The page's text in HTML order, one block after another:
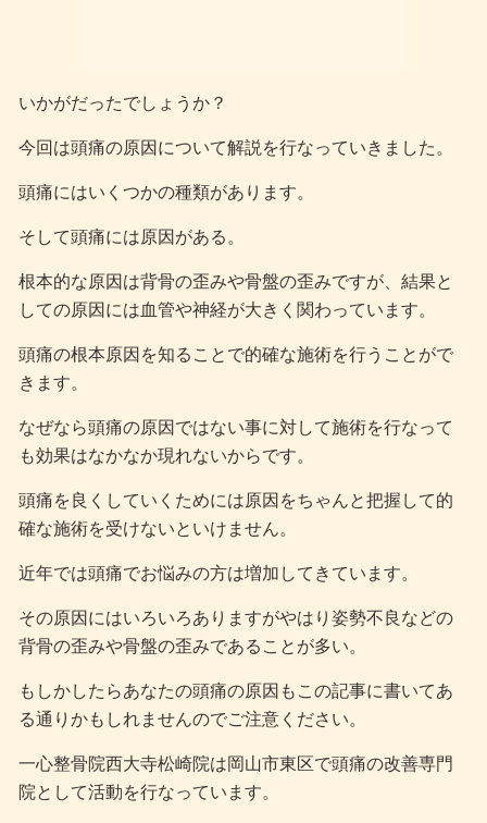
いかがだったでしょうか？
今回は頭痛の原因について解説を行なっていきました。
頭痛にはいくつかの種類があります。
そして頭痛には原因がある。
根本的な原因は背骨の歪みや骨盤の歪みですが、結果と
しての原因には血管や神経が大きく関わっています。
頭痛の根本原因を知ることで的確な施術を行うことがで
きます。
なぜなら頭痛の原因ではない事に対して施術を行なって
も効果はなかなか現れないからです。
頭痛を良くしていくためには原因をちゃんと把握して的
確な施術を受けないといけません。
近年では頭痛でお悩みの方は増加してきています。
その原因にはいろいろありますがやはり姿勢不良などの
背骨の歪みや骨盤の歪みであることが多い。
もしかしたらあなたの頭痛の原因もこの記事に書いてあ
る通りかもしれませんのでご注意ください。
一心整骨院西大寺松崎院は岡山市東区で頭痛の改善専門
院として活動を行なっています。